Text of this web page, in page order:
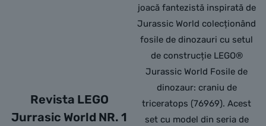
Revista LEGO
Jurrasic World NR. 1
joacă fantezistă inspirată de
Jurassic World colecționând
fosile de dinozauri cu setul
de construcție LEGO®
Jurassic World Fosile de
dinozaur: craniu de
triceratops (76969). Acest
set cu model din seria de